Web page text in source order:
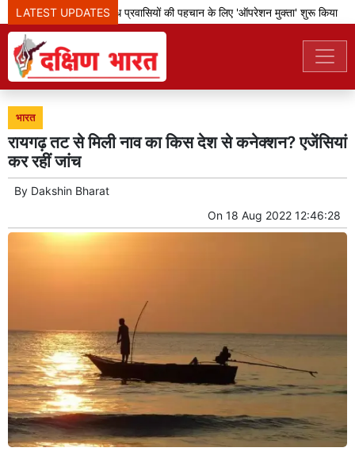
LATEST UPDATES
बेंगलूरु पुलिस ने अवैध प्रवासियों की पहचान के लिए 'ऑपरेशन मुक्ता' शुरू किया
भारत
रायगढ़ तट से मिली नाव का किस देश से कनेक्शन? एजेंसियां
कर रहीं जांच
By Dakshin Bharat
On 18 Aug 2022 12:46:28